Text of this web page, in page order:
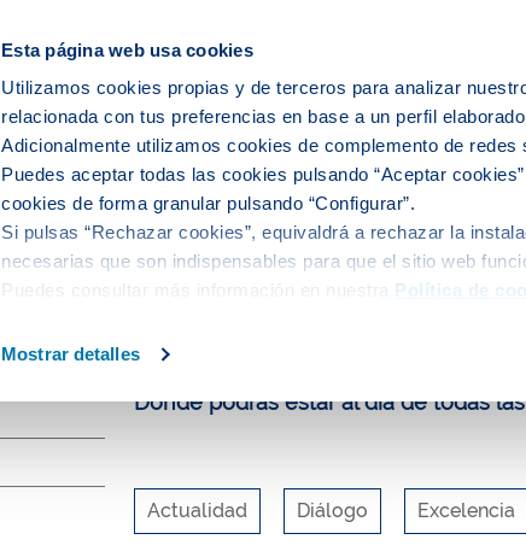
Esta página web usa cookies
Utilizamos cookies propias y de terceros para analizar
relacionada con tus preferencias en base a un perfil
Adicionalmente utilizamos cookies de complemento de redes
Puedes aceptar todas las cookies pulsando “Aceptar
cookies de forma granular pulsando “Configurar”.
Si pulsas “Rechazar cookies”, equivaldrá a rechazar la
necesarias que son indispensables para que el sitio web
Puedes consultar más información en nuestra Política de
Mostrar detalles
Tu servicio del agua El
Explora, educa y participa Blog llobregat
Donde podrás estar al día de todas
Actualidad Diálogo Excelencia